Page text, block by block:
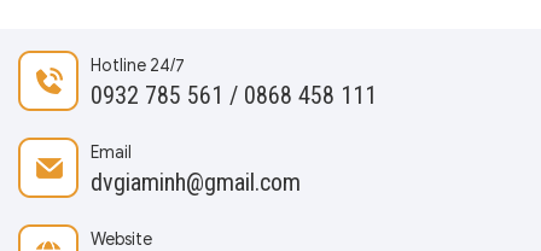
Hotline 24/7
0932 785 561 / 0868 458 111
Email
dvgiaminh@gmail.com
Website